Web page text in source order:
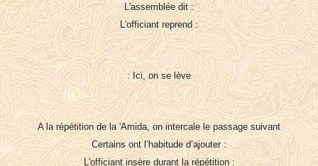
L'assemblée dit :
L'officiant reprend :
: Ici, on se lève
A la répétition de la 'Amida, on intercale le passage suivant
Certains ont l’habitude d’ajouter :
L'officiant insère durant la répétition :